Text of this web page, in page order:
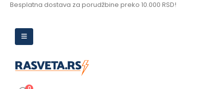
Besplatna dostava za porudžbine preko 10.000 RSD!